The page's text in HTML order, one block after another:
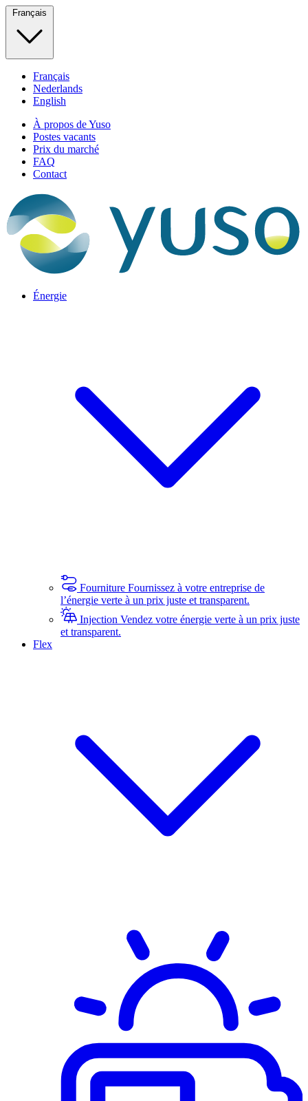
Français
Français
Nederlands
English
À propos de Yuso
Postes vacants
Prix du marché
FAQ
Contact
Énergie
Fourniture Fournissez à votre entreprise de
l’énergie verte à un prix juste et transparent.
Injection Vendez votre énergie verte à un prix juste
et transparent.
Flex